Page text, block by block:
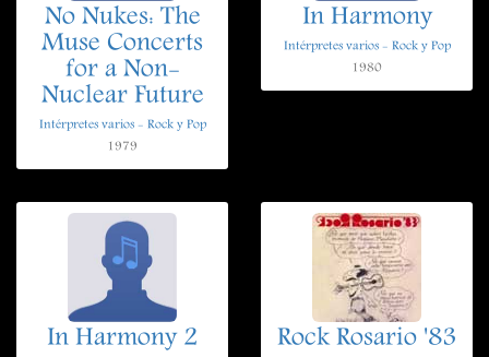
No Nukes: The
Muse Concerts
for a Non-
Nuclear Future
Intérpretes varios - Rock y Pop
1979
In Harmony
Intérpretes varios - Rock y Pop
1980
In Harmony 2 Rock Rosario '83